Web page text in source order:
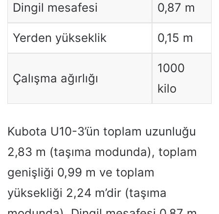
Dingil mesafesi 0,87 m
Yerden yükseklik 0,15 m
Çalışma ağırlığı
1000
kilo
Kubota U10-3’ün toplam uzunluğu
2,83 m (taşıma modunda), toplam
genişliği 0,99 m ve toplam
yüksekliği 2,24 m’dir (taşıma